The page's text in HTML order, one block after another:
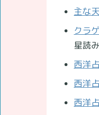
主な
クラ
星読
西洋
西洋
西洋